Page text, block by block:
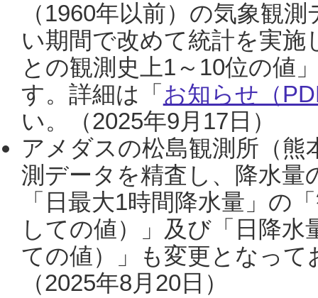
（1960年以前）の気象観
い期間で改めて統計を実
との観測史上1～10位の値
す。詳細は「 お知らせ（
い。（2025年9月17日）
アメダスの松島観測所（熊
測データを精査し、降水
「日最大1時間降水量」の
しての値）」及び「日降
ての値）」も変更となっ
（2025年8月20日）